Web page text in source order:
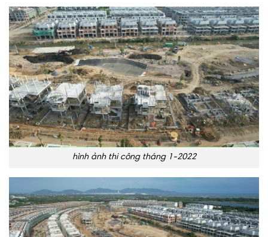
hình ảnh thi công tháng 1-2022